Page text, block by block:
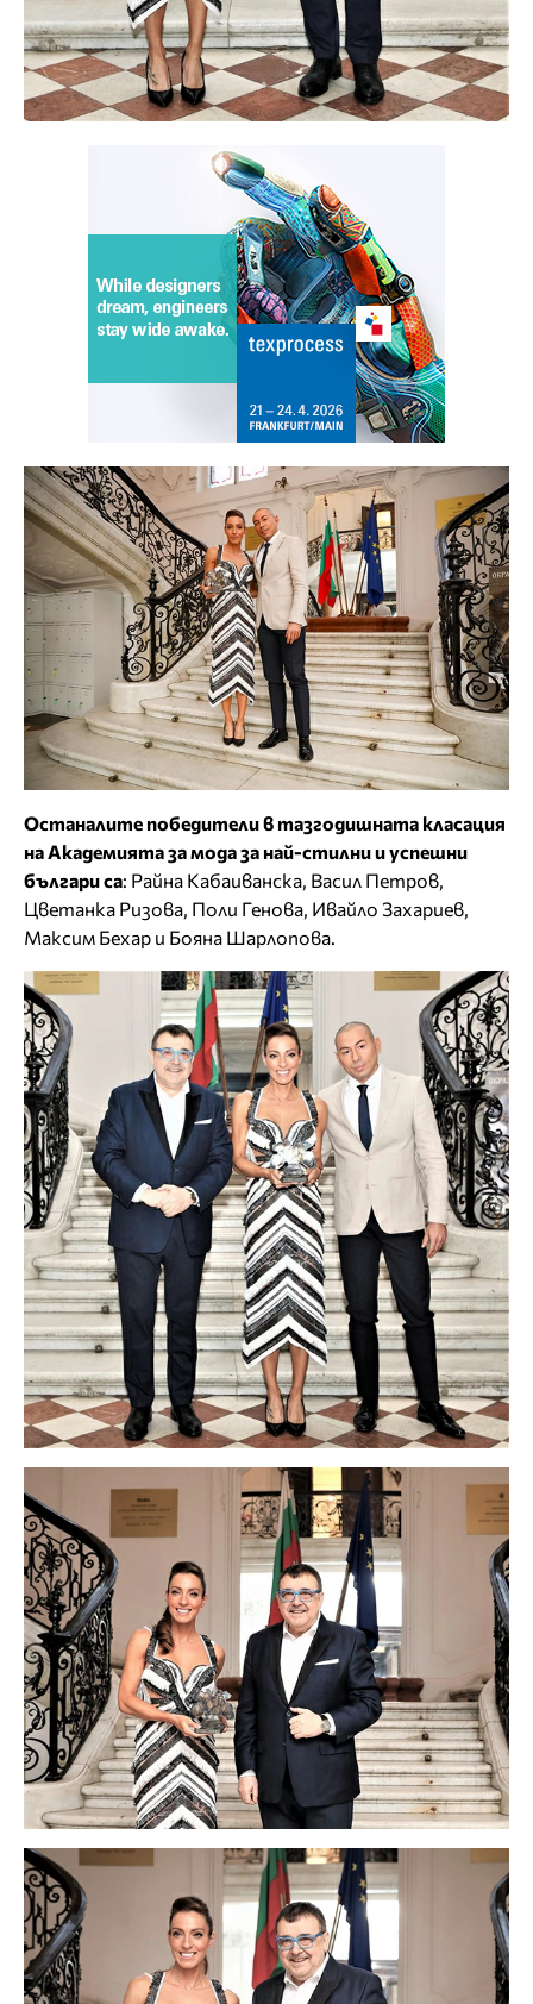
Останалите победители в тазгодишната класация
на Академията за мода за най-стилни и успешни
българи са: Райна Кабаиванска, Васил Петров,
Цветанка Ризова, Поли Генова, Ивайло Захариев,
Максим Бехар и Бояна Шарлопова.